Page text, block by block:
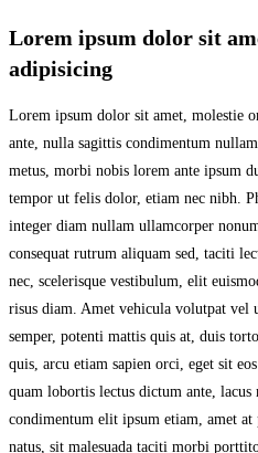
Lorem ipsum dolor sit
adipisicing
Lorem ipsum dolor sit amet, molestie
ante, nulla sagittis condimentum
metus, morbi nobis lorem ante ipsum
tempor ut felis dolor, etiam nec nibh.
integer diam nullam ullamcorper
consequat rutrum aliquam sed, taciti
nec, scelerisque vestibulum, elit
risus diam. Amet vehicula volutpat vel
semper, potenti mattis quis at, duis
quis, arcu etiam sapien orci, eget sit
quam lobortis lectus dictum ante,
condimentum elit ipsum etiam, amet
natus, sit malesuada taciti morbi